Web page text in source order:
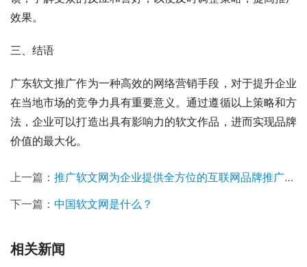
效果。
三、结语
广东软文推广作为一种高效的网络营销手段，对于提升企业
在当地市场的竞争力具有重要意义。通过遵循以上策略和方
法，企业可以打造出具有影响力的软文作品，进而实现品牌
价值的最大化。
上一篇： 推广软文网为企业提供全方位的互联网品牌推广新闻营销服务
下一篇： 中国软文网是什么？
相关新闻